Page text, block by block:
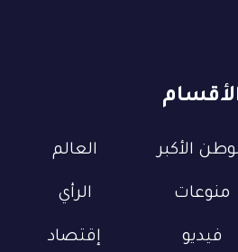
الأكبر العالم
منوعات الرأي
فيديو إقتصاد